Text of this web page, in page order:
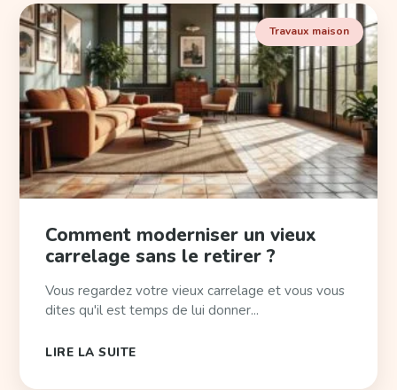
Travaux maison
Comment moderniser un vieux
carrelage sans le retirer ?
Vous regardez votre vieux carrelage et vous vous
dites qu'il est temps de lui donner...
LIRE LA SUITE